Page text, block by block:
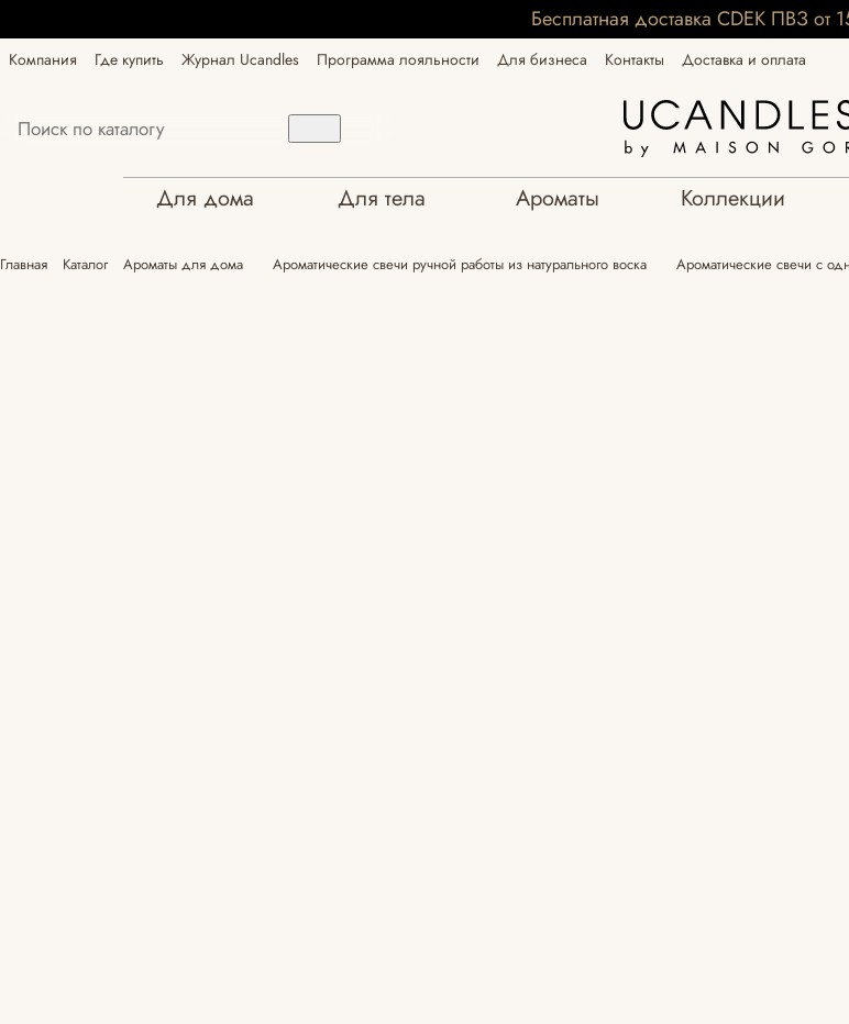
Бесплатная доставка CDEK ПВЗ от
Компания Где купить Журнал Ucandles Программа лояльности Для бизнеса Контакты Доставка и оплата
Для дома Для тела Ароматы Коллекции
Главная Каталог Ароматы для дома Ароматические свечи ручной работы из натурального воска Ароматические свечи с